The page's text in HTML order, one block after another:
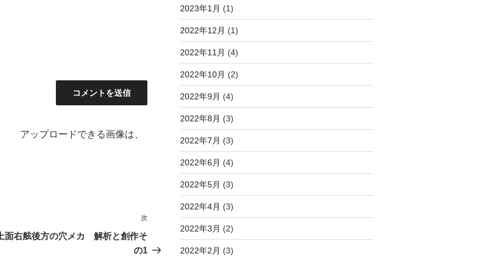
アップロードできる画像は、
次
の
投
次
上面右舷後方の穴メカ 解析と創作そ
の1
2023年1月 (1)
2022年12月 (1)
2022年11月 (4)
2022年10月 (2)
2022年9月 (4)
2022年8月 (3)
2022年7月 (3)
2022年6月 (4)
2022年5月 (3)
2022年4月 (3)
2022年3月 (2)
2022年2月 (3)